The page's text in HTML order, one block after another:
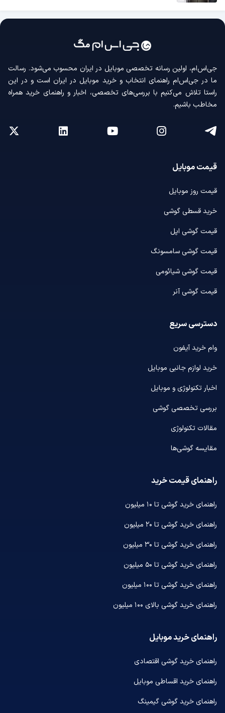
جی‌اس‌ام، اولین رسانه‌ تخصصی موبایل در ایران محسوب می‌شود. رسالت
ما در جی‌اس‌ام راهنمای انتخاب و خرید موبایل در ایران است و در این
راستا تلاش می‌کنیم با بررسی‌های تخصصی، اخبار و راهنمای خرید همراه
مخاطب باشیم.
قیمت موبایل
قیمت روز موبایل
خرید قسطی گوشی
قیمت گوشی اپل
قیمت گوشی سامسونگ
قیمت گوشی شیائومی
قیمت گوشی آنر
دسترسی سریع
وام خرید آیفون
خرید لوازم جانبی موبایل
اخبار تکنولوژی و موبایل
بررسی تخصصی گوشی
مقالات تکنولوژی
مقایسه گوشی‌ها
راهنمای قیمت خرید
راهنمای خرید گوشی تا ۱۰ میلیون
راهنمای خرید گوشی تا ۲۰ میلیون
راهنمای خرید گوشی تا ۳۰ میلیون
راهنمای خرید گوشی تا ۵۰ میلیون
راهنمای خرید گوشی تا ۱۰۰ میلیون
راهنمای خرید گوشی بالای ۱۰۰ میلیون
راهنمای خرید موبایل
راهنمای خرید گوشی اقتصادی
راهنمای خرید اقساطی موبایل
راهنمای خرید گوشی گیمینگ